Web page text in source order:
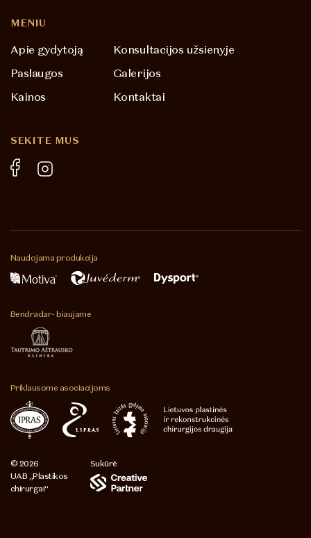
MENIU
Apie gydytoją
Konsultacijos užsienyje
Paslaugos
Galerijos
Kainos
Kontaktai
SEKITE MUS
Naudojama produkcija
Bendradar-biaujame
Priklausome asociacijoms
© 2026
UAB „Plastikos
chirurgai“
Sukūrė